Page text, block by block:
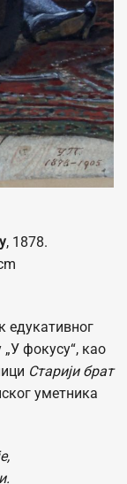
, 1878.
едукативног
фокусу“, као
Старији брат
уметника